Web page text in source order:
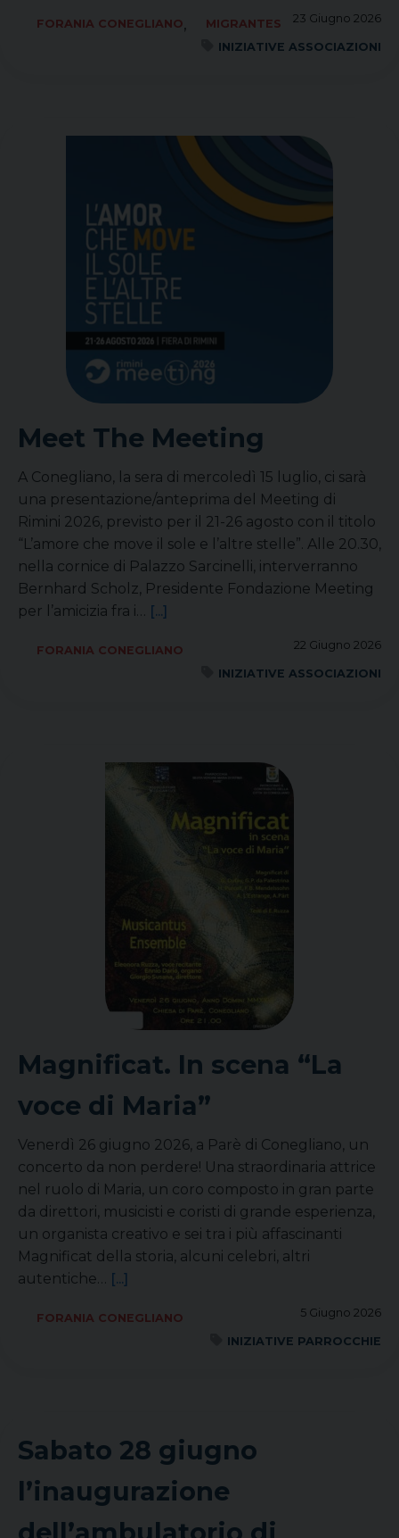
23 Giugno 2026
FORANIA CONEGLIANO,
MIGRANTES
INIZIATIVE ASSOCIAZIONI
Meet The Meeting
A Conegliano, la sera di mercoledì 15 luglio, ci sarà
una presentazione/anteprima del Meeting di
Rimini 2026, previsto per il 21-26 agosto con il titolo
“L’amore che move il sole e l’altre stelle”. Alle 20.30,
nella cornice di Palazzo Sarcinelli, interverranno
Bernhard Scholz, Presidente Fondazione Meeting
per l’amicizia fra i… [...]
22 Giugno 2026
FORANIA CONEGLIANO
INIZIATIVE ASSOCIAZIONI
Magnificat. In scena “La
voce di Maria”
Venerdì 26 giugno 2026, a Parè di Conegliano, un
concerto da non perdere! Una straordinaria attrice
nel ruolo di Maria, un coro composto in gran parte
da direttori, musicisti e coristi di grande esperienza,
un organista creativo e sei tra i più affascinanti
Magnificat della storia, alcuni celebri, altri
autentiche… [...]
5 Giugno 2026
FORANIA CONEGLIANO
INIZIATIVE PARROCCHIE
Sabato 28 giugno
l’inaugurazione